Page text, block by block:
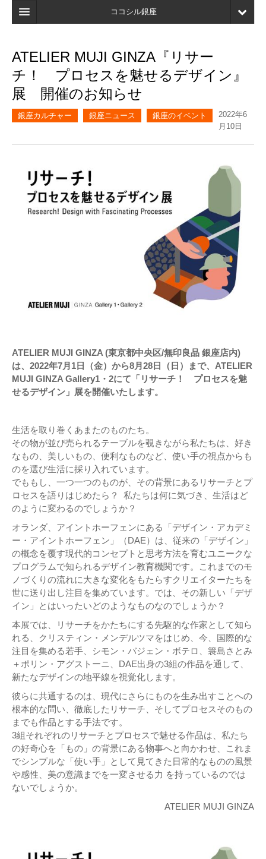
ココシル銀座
検索
店舗・施設最新情報
口コミ
ATELIER MUJI GINZA『リサー
チ！ プロセスを魅せるデザイン』
展 開催のお知らせ
銀座カルチャー 銀座ニュース 銀座のイベント
2022年6
月10日
ATELIER MUJI GINZA (東京都中央区/無印良品 銀座店内)
は、2022年7月1日（金）から8月28日（日）まで、ATELIER
MUJI GINZA Gallery1・2にて「リサーチ！ プロセスを魅
せるデザイン」展を開催いたします。
生活を取り巻くあまたのものたち。
その物が並び売られるテーブルを覗きながら私たちは、好き
なもの、美しいもの、便利なものなど、使い手の視点からも
のを選び生活に採り入れています。
でももし、一つ一つのものが、その背景にあるリサーチとプ
ロセスを語りはじめたら？ 私たちは何に気づき、生活はど
のように変わるのでしょうか？
オランダ、アイントホーフェンにある「デザイン・アカデミ
ー・アイントホーフェン」（DAE）は、従来の「デザイン」
の概念を覆す現代的コンセプトと思考方法を育むユニークな
プログラムで知られるデザイン教育機関です。これまでのモ
ノづくりの流れに大きな変化をもたらすクリエイターたちを
世に送り出し注目を集めています。では、その新しい「デザ
イン」とはいったいどのようなものなのでしょうか？
本展では、リサーチをかたちにする先駆的な作家として知ら
れる、クリスティン・メンデルツマをはじめ、今、国際的な
注目を集める若手、シモン・バジェン・ボテロ、簑島さとみ
＋ポリン・アグストーニ、DAE出身の3組の作品を通して、
新たなデザインの地平線を視覚化します。
彼らに共通するのは、現代にさらにものを生み出すことへの
根本的な問い、徹底したリサーチ、そしてプロセスそのもの
までも作品とする手法です。
3組それぞれのリサーチとプロセスで魅せる作品は、私たち
の好奇心を「もの」の背景にある物事へと向かわせ、これま
でシンプルな「使い手」として見てきた日常的なものの風景
や感性、美の意識までを一変させる力 を持っているのでは
ないでしょうか。
ATELIER MUJI GINZA